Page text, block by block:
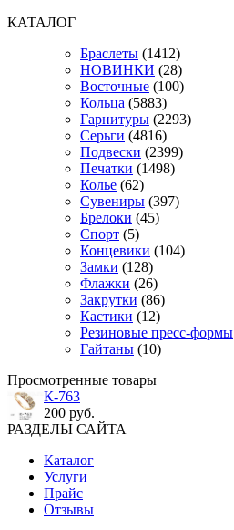
КАТАЛОГ
Браслеты (1412)
НОВИНКИ (28)
Восточные (100)
Кольца (5883)
Гарнитуры (2293)
Серьги (4816)
Подвески (2399)
Печатки (1498)
Колье (62)
Сувениры (397)
Брелоки (45)
Спорт (5)
Концевики (104)
Замки (128)
Флажки (26)
Закрутки (86)
Кастики (12)
Резиновые пресс-формы
Гайтаны (10)
Просмотренные товары
К-763
200 руб.
РАЗДЕЛЫ САЙТА
Каталог
Услуги
Прайс
Отзывы